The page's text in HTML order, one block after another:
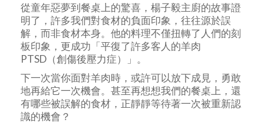
從童年惡夢到餐桌上的驚喜，楊子毅主廚的故事證
明了，許多我們對食材的負面印象，往往源於誤
解，而非食材本身。他的料理不僅扭轉了人們的刻
板印象，更成功「平復了許多客人的羊肉
PTSD（創傷後壓力症）」。
下一次當你面對羊肉時，或許可以放下成見，勇敢
地再給它一次機會。甚至再想想我們的餐桌上，還
有哪些被誤解的食材，正靜靜等待著一次被重新認
識的機會？